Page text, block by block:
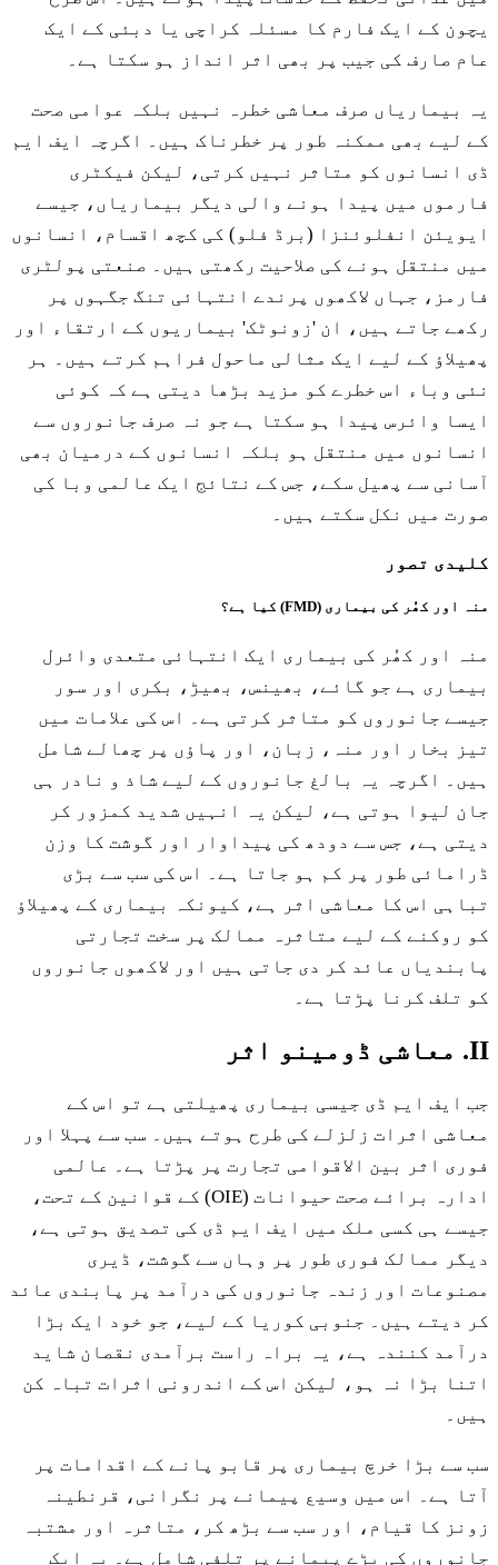
یچون کے ایک فارم کا مسئلہ کراچی یا دبئی کے ایک
عام صارف کی جیب پر بھی اثر انداز ہو سکتا ہے۔
یہ بیماریاں صرف معاشی خطرہ نہیں بلکہ عوامی صحت
کے لیے بھی ممکنہ طور پر خطرناک ہیں۔ اگرچہ ایف ایم
ڈی انسانوں کو متاثر نہیں کرتی، لیکن فیکٹری
فارموں میں پیدا ہونے والی دیگر بیماریاں، جیسے
ایویئن انفلوئنزا (برڈ فلو) کی کچھ اقسام، انسانوں
میں منتقل ہونے کی صلاحیت رکھتی ہیں۔ صنعتی پولٹری
فارمز، جہاں لاکھوں پرندے انتہائی تنگ جگہوں پر
رکھے جاتے ہیں، ان 'زونوٹک' بیماریوں کے ارتقاء اور
پھیلاؤ کے لیے ایک مثالی ماحول فراہم کرتے ہیں۔ ہر
نئی وباء اس خطرے کو مزید بڑھا دیتی ہے کہ کوئی
ایسا وائرس پیدا ہو سکتا ہے جو نہ صرف جانوروں سے
انسانوں میں منتقل ہو بلکہ انسانوں کے درمیان بھی
آسانی سے پھیل سکے، جس کے نتائج ایک عالمی وبا کی
صورت میں نکل سکتے ہیں۔
کلیدی تصور
منہ اور کھُر کی بیماری (FMD) کیا ہے؟
منہ اور کھُر کی بیماری ایک انتہائی متعدی وائرل
بیماری ہے جو گائے، بھینس، بھیڑ، بکری اور سور
جیسے جانوروں کو متاثر کرتی ہے۔ اس کی علامات میں
تیز بخار اور منہ، زبان، اور پاؤں پر چھالے شامل
ہیں۔ اگرچہ یہ بالغ جانوروں کے لیے شاذ و نادر ہی
جان لیوا ہوتی ہے، لیکن یہ انہیں شدید کمزور کر
دیتی ہے، جس سے دودھ کی پیداوار اور گوشت کا وزن
ڈرامائی طور پر کم ہو جاتا ہے۔ اس کی سب سے بڑی
تباہی اس کا معاشی اثر ہے، کیونکہ بیماری کے پھیلاؤ
کو روکنے کے لیے متاثرہ ممالک پر سخت تجارتی
پابندیاں عائد کر دی جاتی ہیں اور لاکھوں جانوروں
کو تلف کرنا پڑتا ہے۔
II. معاشی ڈومینو اثر
جب ایف ایم ڈی جیسی بیماری پھیلتی ہے تو اس کے
معاشی اثرات زلزلے کی طرح ہوتے ہیں۔ سب سے پہلا اور
فوری اثر بین الاقوامی تجارت پر پڑتا ہے۔ عالمی
ادارہ برائے صحت حیوانات (OIE) کے قوانین کے تحت،
جیسے ہی کسی ملک میں ایف ایم ڈی کی تصدیق ہوتی ہے،
دیگر ممالک فوری طور پر وہاں سے گوشت، ڈیری
مصنوعات اور زندہ جانوروں کی درآمد پر پابندی عائد
کر دیتے ہیں۔ جنوبی کوریا کے لیے، جو خود ایک بڑا
درآمد کنندہ ہے، یہ براہ راست برآمدی نقصان شاید
اتنا بڑا نہ ہو، لیکن اس کے اندرونی اثرات تباہ کن
ہیں۔
سب سے بڑا خرچ بیماری پر قابو پانے کے اقدامات پر
آتا ہے۔ اس میں وسیع پیمانے پر نگرانی، قرنطینہ
زونز کا قیام، اور سب سے بڑھ کر، متاثرہ اور مشتبہ
جانوروں کی بڑے پیمانے پر تلفی شامل ہے۔ یہ ایک